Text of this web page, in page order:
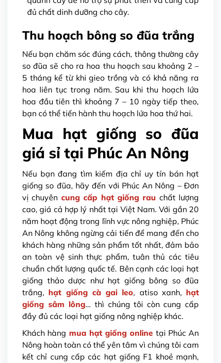
đủ chất dinh dưỡng cho cây.
Thu hoạch bông so đũa trắng
Nếu bạn chăm sóc đúng cách, thông thường cây
so đũa sẽ cho ra hoa thu hoạch sau khoảng 2 –
5 tháng kể từ khi gieo trồng và có khả năng ra
hoa liên tục trong năm. Sau khi thu hoạch lứa
hoa đầu tiên thì khoảng 7 – 10 ngày tiếp theo,
bạn có thể tiến hành thu hoạch lứa hoa thứ hai.
Mua hạt giống so đũa
giá sỉ tại Phúc An Nông
Nếu bạn đang tìm kiếm địa chỉ uy tín bán hạt
giống so đũa, hãy đến với Phúc An Nông – Đơn
vị chuyên cung cấp hạt giống rau chất lượng
cao, giá cả hợp lý nhất tại Việt Nam. Với gần 20
năm hoạt động trong lĩnh vực nông nghiệp, Phúc
An Nông không ngừng cải tiến để mang đến cho
khách hàng những sản phẩm tốt nhất, đảm bảo
an toàn vệ sinh thực phẩm, tuân thủ các tiêu
chuẩn chất lượng quốc tế. Bên cạnh các loại hạt
giống thảo dược như hạt giống bông so đũa
trắng, hạt giống cà gai leo, atiso xanh, hạt
giống sâm lông… thì chúng tôi còn cung cấp
đầy đủ các loại hạt giống nông nghiệp khác.
Khách hàng mua hạt giống online tại Phúc An
Nông hoàn toàn có thể yên tâm vì chúng tôi cam
kết chỉ cung cấp các hạt giống F1 khoẻ mạnh,